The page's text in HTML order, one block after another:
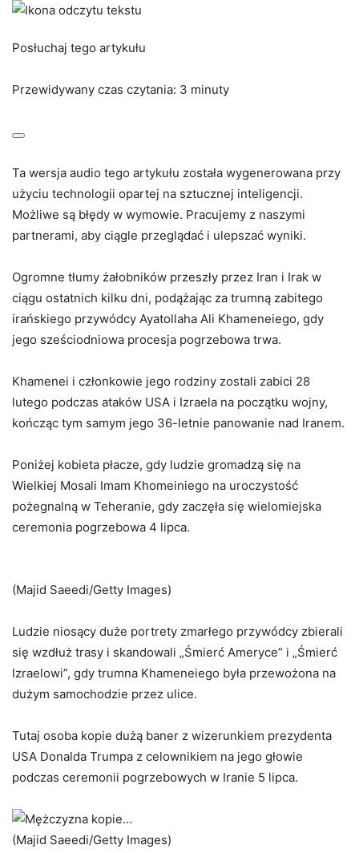
Posłuchaj tego artykułu
Przewidywany czas czytania: 3 minuty
Ta wersja audio tego artykułu została wygenerowana przy
użyciu technologii opartej na sztucznej inteligencji.
Możliwe są błędy w wymowie. Pracujemy z naszymi
partnerami, aby ciągle przeglądać i ulepszać wyniki.
Ogromne tłumy żałobników przeszły przez Iran i Irak w
ciągu ostatnich kilku dni, podążając za trumną zabitego
irańskiego przywódcy Ayatollaha Ali Khameneiego, gdy
jego sześciodniowa procesja pogrzebowa trwa.
Khamenei i członkowie jego rodziny zostali zabici 28
lutego podczas ataków USA i Izraela na początku wojny,
kończąc tym samym jego 36-letnie panowanie nad Iranem.
Poniżej kobieta płacze, gdy ludzie gromadzą się na
Wielkiej Mosali Imam Khomeiniego na uroczystość
pożegnalną w Teheranie, gdy zaczęła się wielomiejska
ceremonia pogrzebowa 4 lipca.
(Majid Saeedi/Getty Images)
Ludzie niosący duże portrety zmarłego przywódcy zbierali
się wzdłuż trasy i skandowali „Śmierć Ameryce” i „Śmierć
Izraelowi”, gdy trumna Khameneiego była przewożona na
dużym samochodzie przez ulice.
Tutaj osoba kopie dużą baner z wizerunkiem prezydenta
USA Donalda Trumpa z celownikiem na jego głowie
podczas ceremonii pogrzebowych w Iranie 5 lipca.
(Majid Saeedi/Getty Images)